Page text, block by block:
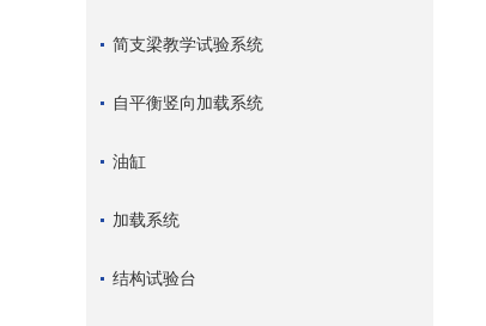
简支梁教学试验系统
自平衡竖向加载系统
油缸
加载系统
结构试验台